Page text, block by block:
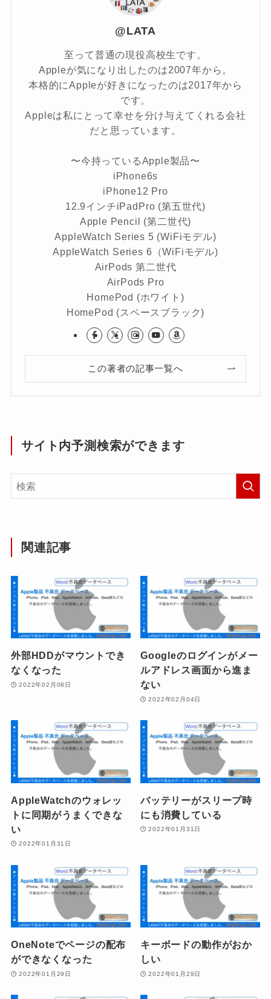
@LATA
至って普通の現役高校生です。
Appleが気になり出したのは2007年から。
本格的にAppleが好きになったのは2017年から
です。
Appleは私にとって幸せを分け与えてくれる会社
だと思っています。
〜今持っているApple製品〜
iPhone6s
iPhone12 Pro
12.9インチiPadPro (第五世代)
Apple Pencil (第二世代)
AppleWatch Series 5 (WiFiモデル)
AppleWatch Series 6（WiFiモデル)
AirPods 第二世代
AirPods Pro
HomePod (ホワイト)
HomePod (スペースブラック)
この著者の記事一覧へ
サイト内予測検索ができます
関連記事
外部HDDがマウントでき
なくなった
2022年02月08日
Googleのログインがメー
ルアドレス画面から進ま
ない
2022年02月04日
AppleWatchのウォレッ
トに同期がうまくできな
い
2022年01月31日
バッテリーがスリープ時
にも消費している
2022年01月31日
OneNoteでページの配布
ができなくなった
2022年01月29日
キーボードの動作がおか
しい
2022年01月29日